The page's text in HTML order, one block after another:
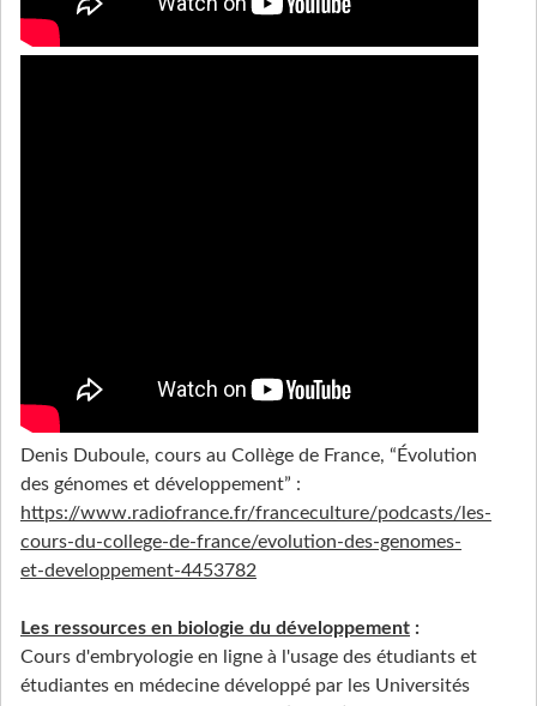
Denis Duboule, cours au Collège de France, “Évolution
des génomes et développement” :
https://www.radiofrance.fr/franceculture/podcasts/les-
cours-du-college-de-france/evolution-des-genomes-
et-developpement-4453782
Les ressources en biologie du développement :
Cours d'embryologie en ligne à l'usage des étudiants et
étudiantes en médecine développé par les Universités